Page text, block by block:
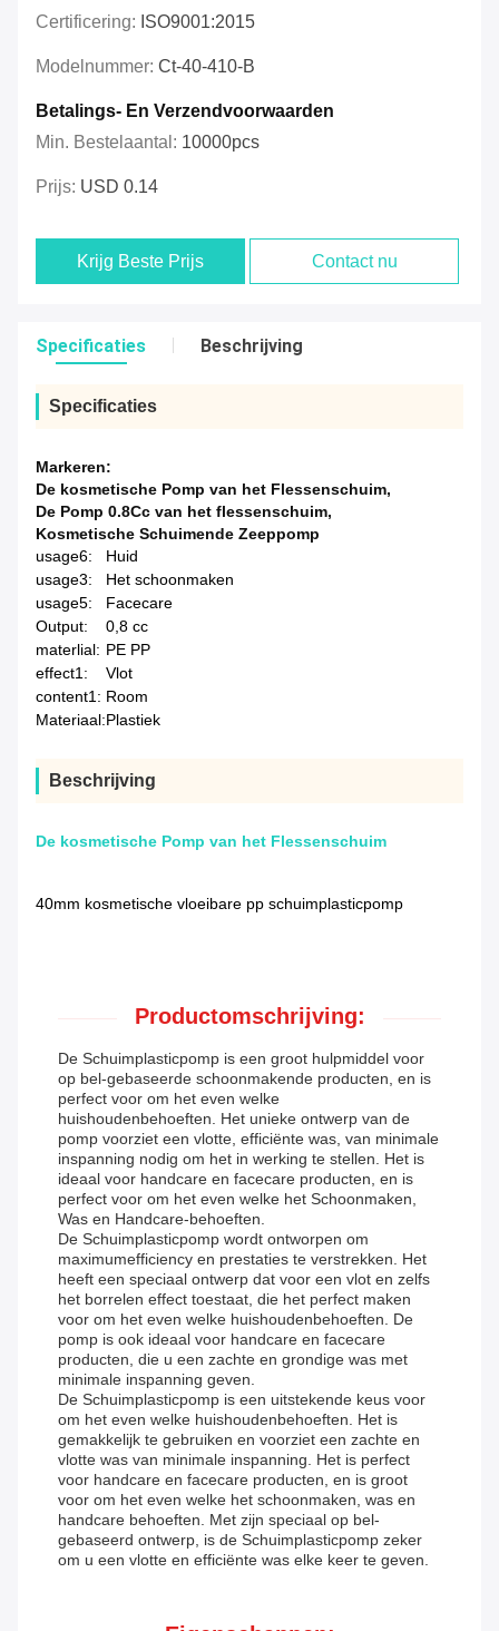
Certificering: ISO9001:2015
Modelnummer: Ct-40-410-B
Betalings- En Verzendvoorwaarden
Min. Bestelaantal: 10000pcs
Prijs: USD 0.14
Krijg Beste Prijs Contact nu
Specificaties Beschrijving
Specificaties
Markeren:
De kosmetische Pomp van het Flessenschuim,
De Pomp 0.8Cc van het flessenschuim,
Kosmetische Schuimende Zeeppomp
usage6:
Huid
usage3:
Het schoonmaken
usage5:
Facecare
Output:
0,8 cc
materlial: PE PP
effect1:
Vlot
content1: Room
Materiaal:Plastiek
Beschrijving
De kosmetische Pomp van het Flessenschuim
40mm kosmetische vloeibare pp schuimplasticpomp
Productomschrijving:
De Schuimplasticpomp is een groot hulpmiddel voor
op bel-gebaseerde schoonmakende producten, en is
perfect voor om het even welke
huishoudenbehoeften. Het unieke ontwerp van de
pomp voorziet een vlotte, efficiënte was, van minimale
inspanning nodig om het in werking te stellen. Het is
ideaal voor handcare en facecare producten, en is
perfect voor om het even welke het Schoonmaken,
Was en Handcare-behoeften.
De Schuimplasticpomp wordt ontworpen om
maximumefficiency en prestaties te verstrekken. Het
heeft een speciaal ontwerp dat voor een vlot en zelfs
het borrelen effect toestaat, die het perfect maken
voor om het even welke huishoudenbehoeften. De
pomp is ook ideaal voor handcare en facecare
producten, die u een zachte en grondige was met
minimale inspanning geven.
De Schuimplasticpomp is een uitstekende keus voor
om het even welke huishoudenbehoeften. Het is
gemakkelijk te gebruiken en voorziet een zachte en
vlotte was van minimale inspanning. Het is perfect
voor handcare en facecare producten, en is groot
voor om het even welke het schoonmaken, was en
handcare behoeften. Met zijn speciaal op bel-
gebaseerd ontwerp, is de Schuimplasticpomp zeker
om u een vlotte en efficiënte was elke keer te geven.